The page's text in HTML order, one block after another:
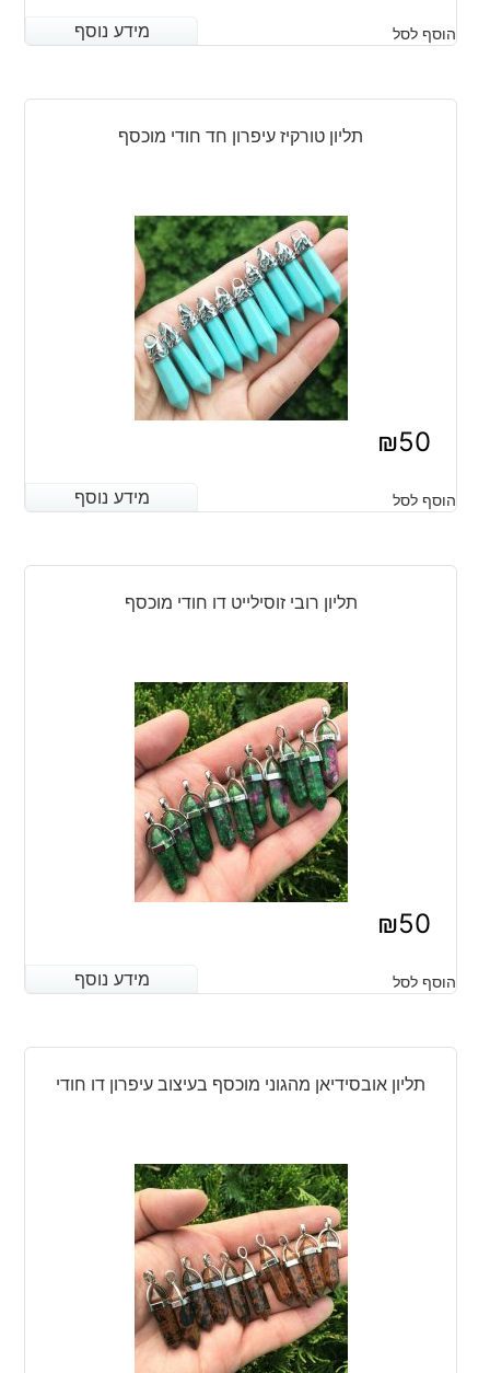
מידע נוסף הוסף לסל מידע נוסף
תליון טורקיז עיפרון חד חודי מוכסף
₪50
מידע נוסף הוסף לסל מידע נוסף
תליון רובי זוסילייט דו חודי מוכסף
₪50
מידע נוסף הוסף לסל מידע נוסף
תליון אובסידיאן מהגוני מוכסף בעיצוב עיפרון דו חודי